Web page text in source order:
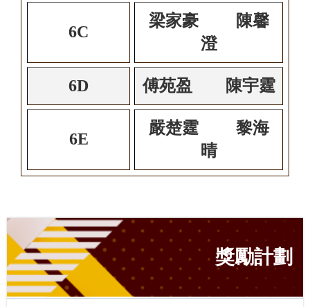
6C
梁家豪 陳馨
澄
6D 傅苑盈 陳宇霆
6E
嚴楚霆 黎海
晴
獎勵計劃